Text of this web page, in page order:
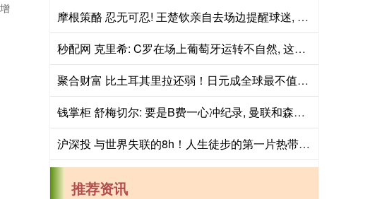
摩根策酪 忍无可忍! 王楚钦亲自去场边提醒球迷, 关掉闪光灯!
秒配网 克里希: C罗在场上葡萄牙运转不自然, 这是主教练的抉择时刻
聚合财富 比土耳其里拉还弱！日元成全球最不值钱货币？还有没有翻身机会？
钱掌柜 舒梅切尔: 要是B费一心冲纪录, 曼联和森林甚至能踢出7-6这种比分
沪深投 与世界失联的8h！人生徒步的第一片热带雨林
推荐资讯